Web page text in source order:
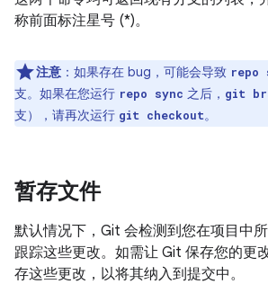
称前面标注星号 (*)。
注意 ：如果存在 bug，可能会导致 repo
支。如果在您运行 repo sync 之后， git
支），请再次运行 git checkout。
暂存文件
默认情况下，Git 会检测到您在项目中
跟踪这些更改。如需让 Git 保存您的更
存这些更改，以将其纳入到提交中。